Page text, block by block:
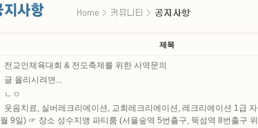
제목
전교인체육대회 & 전도축제를 위한 사역문의
글 올리시려면...
ㄴㅇ
웃음치료, 실버레크리에이션, 교회레크리에이션, 레크리에이션 1급
월 9일) ☞ 장소 성수지앵 파티룸 (서울숲역 5번출구, 뚝섬역 8번출구